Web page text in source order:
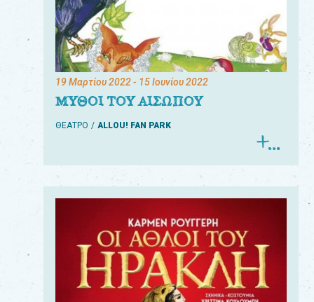
19 Μαρτίου 2022- 15 Ιουνίου 2022
ΜΥΘΟΙ ΤΟΥ ΑΙΣΩΠΟΥ
ΘΕΑΤΡΟ ALLOU! FAN PARK